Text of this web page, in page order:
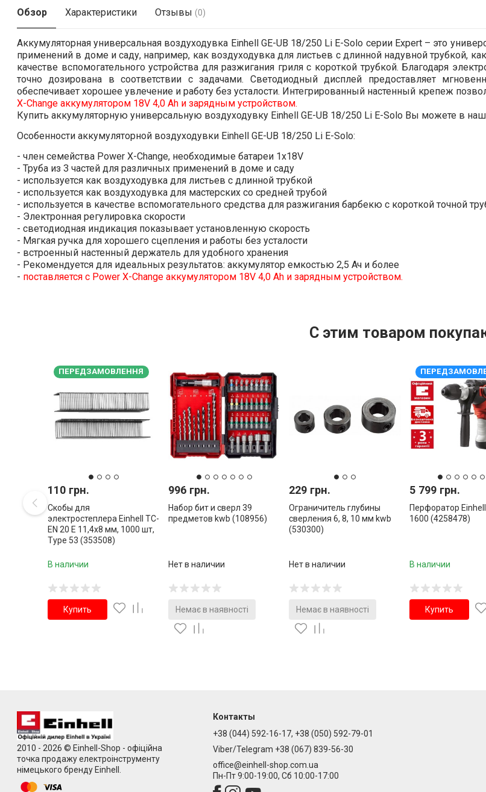
Обзор Характеристики Отзывы (0)
Аккумуляторная универсальная воздуходувка Einhell GE-UB 18/250 Li E-Solo серии Expert – это
применений в доме и саду, например, как воздуходувка для листьев с длинной надувной трубкой,
качестве вспомогательного устройства для разжигания гриля с короткой трубкой. Благодаря
точно дозирована в соответствии с задачами. Светодиодный дисплей предоставляет
обеспечивает хорошее увлечение и работу без усталости. Интегрированный настенный крепеж
X-Change аккумулятором 18V 4,0 Ah и зарядным устройством.
Купить аккумуляторную универсальную воздуходувку Einhell GE-UB 18/250 Li E-Solo Вы можете в
Особенности аккумуляторной воздуходувки Einhell GE-UB 18/250 Li E-Solo:
- член семейства Power X-Change, необходимые батареи 1x18V
- Труба из 3 частей для различных применений в доме и саду
- используется как воздуходувка для листьев с длинной трубкой
- используется как воздуходувка для мастерских со средней трубой
- используется в качестве вспомогательного средства для разжигания барбекю с короткой точной
- Электронная регулировка скорости
- светодиодная индикация показывает установленную скорость
- Мягкая ручка для хорошего сцепления и работы без усталости
- встроенный настенный держатель для удобного хранения
- Рекомендуется для идеальных результатов: аккумулятор емкостью 2,5 Ач и более
- поставляется с Power X-Change аккумулятором 18V 4,0 Ah и зарядным устройством.
С этим товаром
ПЕРЕДЗАМОВЛЕННЯ
110 грн.
Скобы для
электростеплера Einhell TC-
EN 20 E 11,4х8 мм, 1000 шт,
Type 53 (353508)
В наличии
Купить
996 грн.
Набор бит и сверл 39
предметов kwb (108956)
Нет в наличии
Немає в наявності
229 грн.
Ограничитель глубины
сверления 6, 8, 10 мм kwb
(530300)
Нет в наличии
Немає в наявності
5 799 грн.
Перфоратор Einhell
1600 (4258478)
В наличии
Купить
2010 - 2026 © Einhell-Shop - офіційна
точка продажу електроінструменту
німецького бренду Einhell.
Контакты
+38 (044) 592-16-17, +38 (050) 592-79-01
Viber/Telegram +38 (067) 839-56-30
office@einhell-shop.com.ua
Пн-Пт 9:00-19:00, Сб 10:00-17:00